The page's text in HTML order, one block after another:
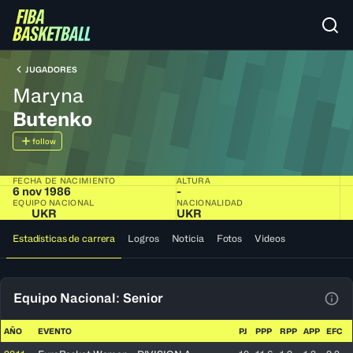
JUGADORES
Maryna
Butenko
follow
FECHA DE NACIMIENTO
6 nov 1986
ALTURA
-
EQUIPO NACIONAL
UKR
NACIONALIDAD
UKR
Estadísticas de carrera Logros Noticia Fotos Videos
Equipo Nacional: Senior
AÑO EVENTO PJ PPP RPP APP EFC